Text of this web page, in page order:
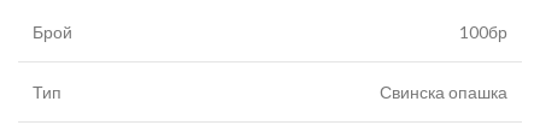
Брой 100бр
Тип Свинска опашка